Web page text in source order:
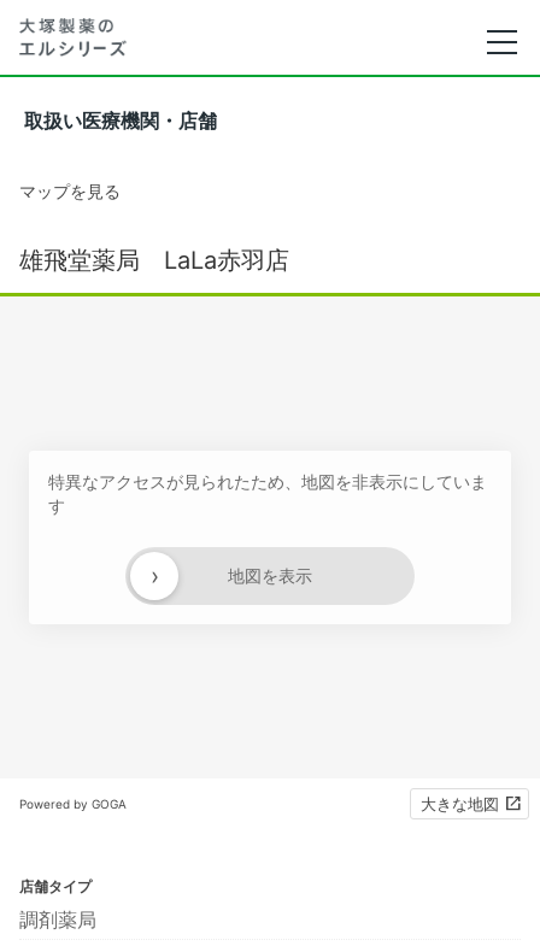
取扱い医療機関・店舗
マップを見る
雄飛堂薬局 LaLa赤羽店
特異なアクセスが見られたため、地図を非表示にしていま
す
地図を表示
›
Powered by GOGA 大きな地図
店舗タイプ
調剤薬局